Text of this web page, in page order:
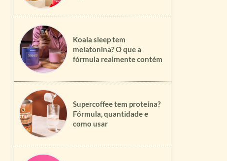
Koala sleep tem
melatonina? O que a
fórmula realmente contém
Supercoffee tem proteína?
Fórmula, quantidade e
como usar